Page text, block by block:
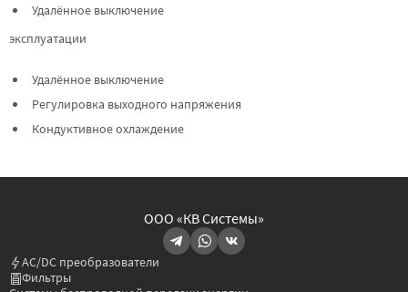
Удалённое выключение
эксплуатации
Удалённое выключение
Регулировка выходного напряжения
Кондуктивное охлаждение
ООО «КВ Системы»
AC/DC преобразователи
Фильтры